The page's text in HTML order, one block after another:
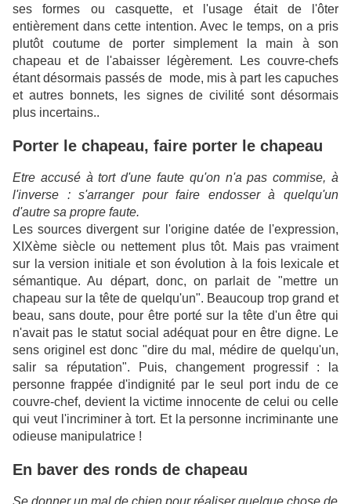
ses formes ou casquette, et l'usage était de l'ôter
entièrement dans cette intention. Avec le temps, on a pris
plutôt coutume de porter simplement la main à son
chapeau et de l'abaisser légèrement. Les couvre-chefs
étant désormais passés de mode, mis à part les capuches
et autres bonnets, les signes de civilité sont désormais
plus incertains..
Porter le chapeau, faire porter le chapeau
Etre accusé à tort d'une faute qu'on n'a pas commise, à
l'inverse : s'arranger pour faire endosser à quelqu'un
d'autre sa propre faute.
Les sources divergent sur l'origine datée de l'expression,
XIXème siècle ou nettement plus tôt. Mais pas vraiment
sur la version initiale et son évolution à la fois lexicale et
sémantique. Au départ, donc, on parlait de "mettre un
chapeau sur la tête de quelqu'un". Beaucoup trop grand et
beau, sans doute, pour être porté sur la tête d'un être qui
n'avait pas le statut social adéquat pour en être digne. Le
sens originel est donc "dire du mal, médire de quelqu'un,
salir sa réputation". Puis, changement progressif : la
personne frappée d'indignité par le seul port indu de ce
couvre-chef, devient la victime innocente de celui ou celle
qui veut l'incriminer à tort. Et la personne incriminante une
odieuse manipulatrice !
En baver des ronds de chapeau
Se donner un mal de chien pour réaliser quelque chose de